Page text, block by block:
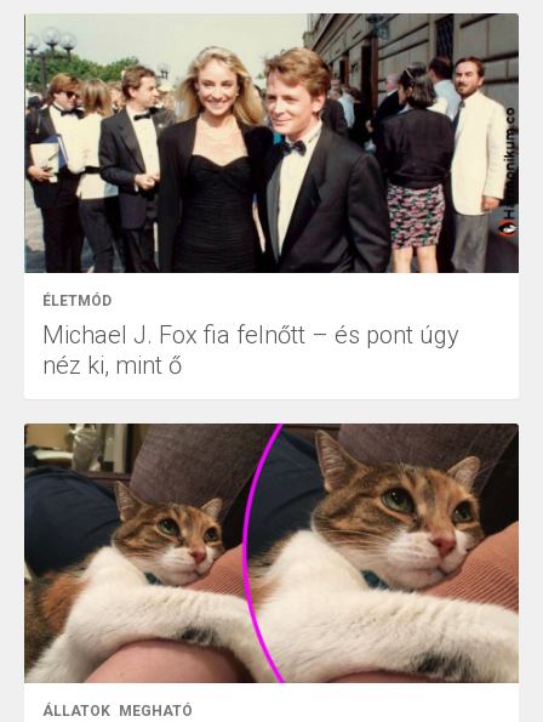
ÉLETMÓD
Michael J. Fox fia felnőtt – és pont úgy
néz ki, mint ő
ÁLLATOK MEGHATÓ